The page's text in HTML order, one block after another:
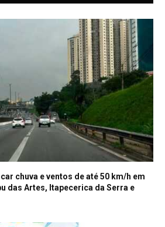
chuva e ventos de até 50 km/h em
das Artes, Itapecerica da Serra e